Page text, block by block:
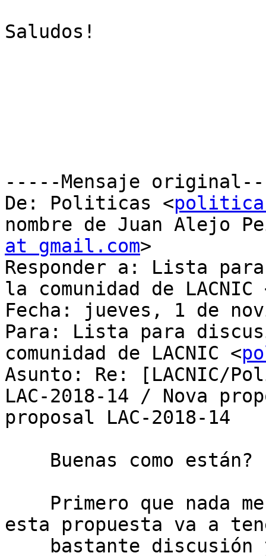
Saludos!
﻿-----Mensaje
De: Politicas <
nombre de Juan Alejo
at gmail.com>
Responder a: Lista
la comunidad de LACNIC
Fecha: jueves, 1 de
Para: Lista para
comunidad de LACNIC <
Asunto: Re: [LACNIC/
LAC-2018-14 / Nova
proposal LAC-2018-14
esta propuesta va a